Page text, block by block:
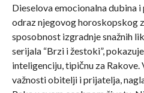
Dieselova emocionalna dubina
odraz njegovog horoskopskog
sposobnost izgradnje snažnih
serijala “Brzi i žestoki”,
inteligenciju, tipičnu za
važnosti obitelji i prijatelja,